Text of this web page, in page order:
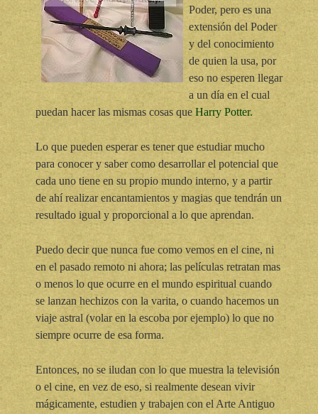
Poder, pero es una
extensión del Poder
y del conocimiento
de quien la usa, por
eso no esperen llegar
a un día en el cual
puedan hacer las mismas cosas que Harry Potter.
Lo que pueden esperar es tener que estudiar mucho
para conocer y saber como desarrollar el potencial que
cada uno tiene en su propio mundo interno, y a partir
de ahí realizar encantamientos y magias que tendrán un
resultado igual y proporcional a lo que aprendan.
Puedo decir que nunca fue como vemos en el cine, ni
en el pasado remoto ni ahora; las películas retratan mas
o menos lo que ocurre en el mundo espiritual cuando
se lanzan hechizos con la varita, o cuando hacemos un
viaje astral (volar en la escoba por ejemplo) lo que no
siempre ocurre de esa forma.
Entonces, no se iludan con lo que muestra la televisión
o el cine, en vez de eso, si realmente desean vivir
mágicamente, estudien y trabajen con el Arte Antiguo